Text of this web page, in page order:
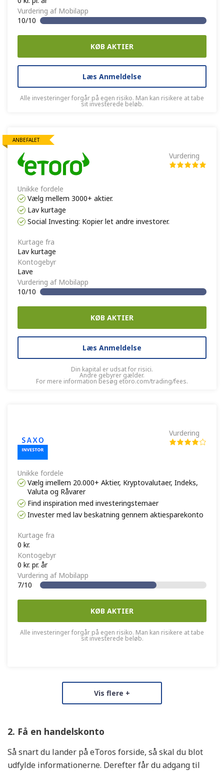
Vurdering af Mobilapp
10/10
KØB AKTIER
Læs Anmeldelse
Alle investeringer forgår på egen risiko. Man kan risikere at tabe
sit investerede beløb.
Vurdering
Unikke fordele
Vælg mellem 3000+ aktier.
Lav kurtage
Social Investing: Kopier let andre investorer.
Kurtage fra
Lav kurtage
Kontogebyr
Lave
Vurdering af Mobilapp
10/10
KØB AKTIER
Læs Anmeldelse
Din kapital er udsat for risici.
Andre gebyrer gælder.
For mere information besøg etoro.com/trading/fees.
ANBEFALET
Vurdering
Unikke fordele
Vælg imellem 20.000+ Aktier, Kryptovalutaer, Indeks,
Valuta og Råvarer
Find inspiration med investeringstemaer
Invester med lav beskatning gennem aktiesparekonto
Kurtage fra
0 kr.
Kontogebyr
0 kr. pr. år
Vurdering af Mobilapp
7/10
KØB AKTIER
Alle investeringer forgår på egen risiko. Man kan risikere at tabe
sit investerede beløb.
Unikke fordele
Tilbyder Aktiesparekonto
Tilbyder Ratepension, Livrente og Aldersopsparing
Vis flere +
2. Få en handelskonto
Så snart du lander på eToros forside, så skal du blot
udfylde informationerne. Derefter får du adgang til